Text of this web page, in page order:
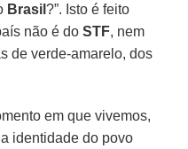
Brasil?”. Isto é feito
não é doSTF, nem
de verde-amarelo, dos
em que vivemos,
identidade do povo